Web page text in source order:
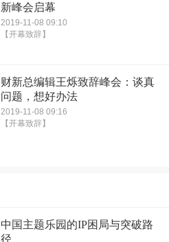
新峰会启幕
2019-11-08 09:10
【开幕致辞】
财新总编辑王烁致辞峰会：谈真
问题，想好办法
2019-11-08 09:16
【开幕致辞】
中国主题乐园的IP困局与突破路
径